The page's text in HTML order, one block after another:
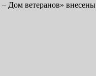
ветеранов»